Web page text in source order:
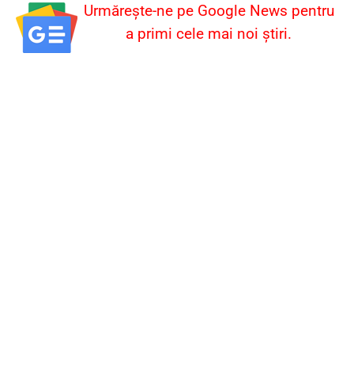
Urmărește-ne pe Google News pentru
a primi cele mai noi știri.